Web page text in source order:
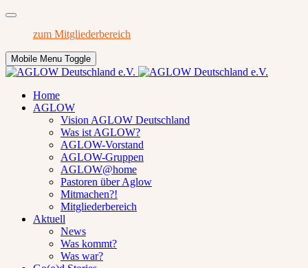
zum Mitgliederbereich
Mobile Menu Toggle
Home
AGLOW
Vision AGLOW Deutschland
Was ist AGLOW?
AGLOW-Vorstand
AGLOW-Gruppen
AGLOW@home
Pastoren über Aglow
Mitmachen?!
Mitgliederbereich
Aktuell
News
Was kommt?
Was war?